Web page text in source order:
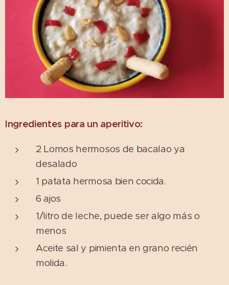
Ingredientes para un aperitivo:
2 Lomos hermosos de bacalao ya
desalado
1 patata hermosa bien cocida.
6 ajos
1/litro de leche, puede ser algo más o
menos
Aceite sal y pimienta en grano recién
molida.